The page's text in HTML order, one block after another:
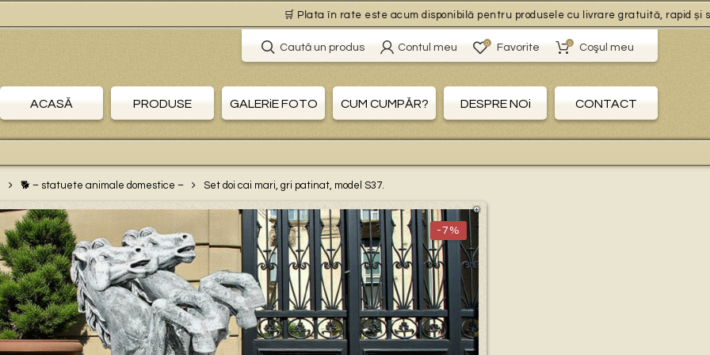
🛒 Plata în rate este acum disponibilă pentru produsele cu livrare gratuită, rapid și
Caută un produs Contul meu 0 Favorite 0 Coşul meu
ACASĂ PRODUSE GALERiE FOTO CUM CUMPĂR? DESPRE NOi CONTACT
🐕 – statuete animale domestice – Set doi cai mari, gri patinat, model S37.
-7%